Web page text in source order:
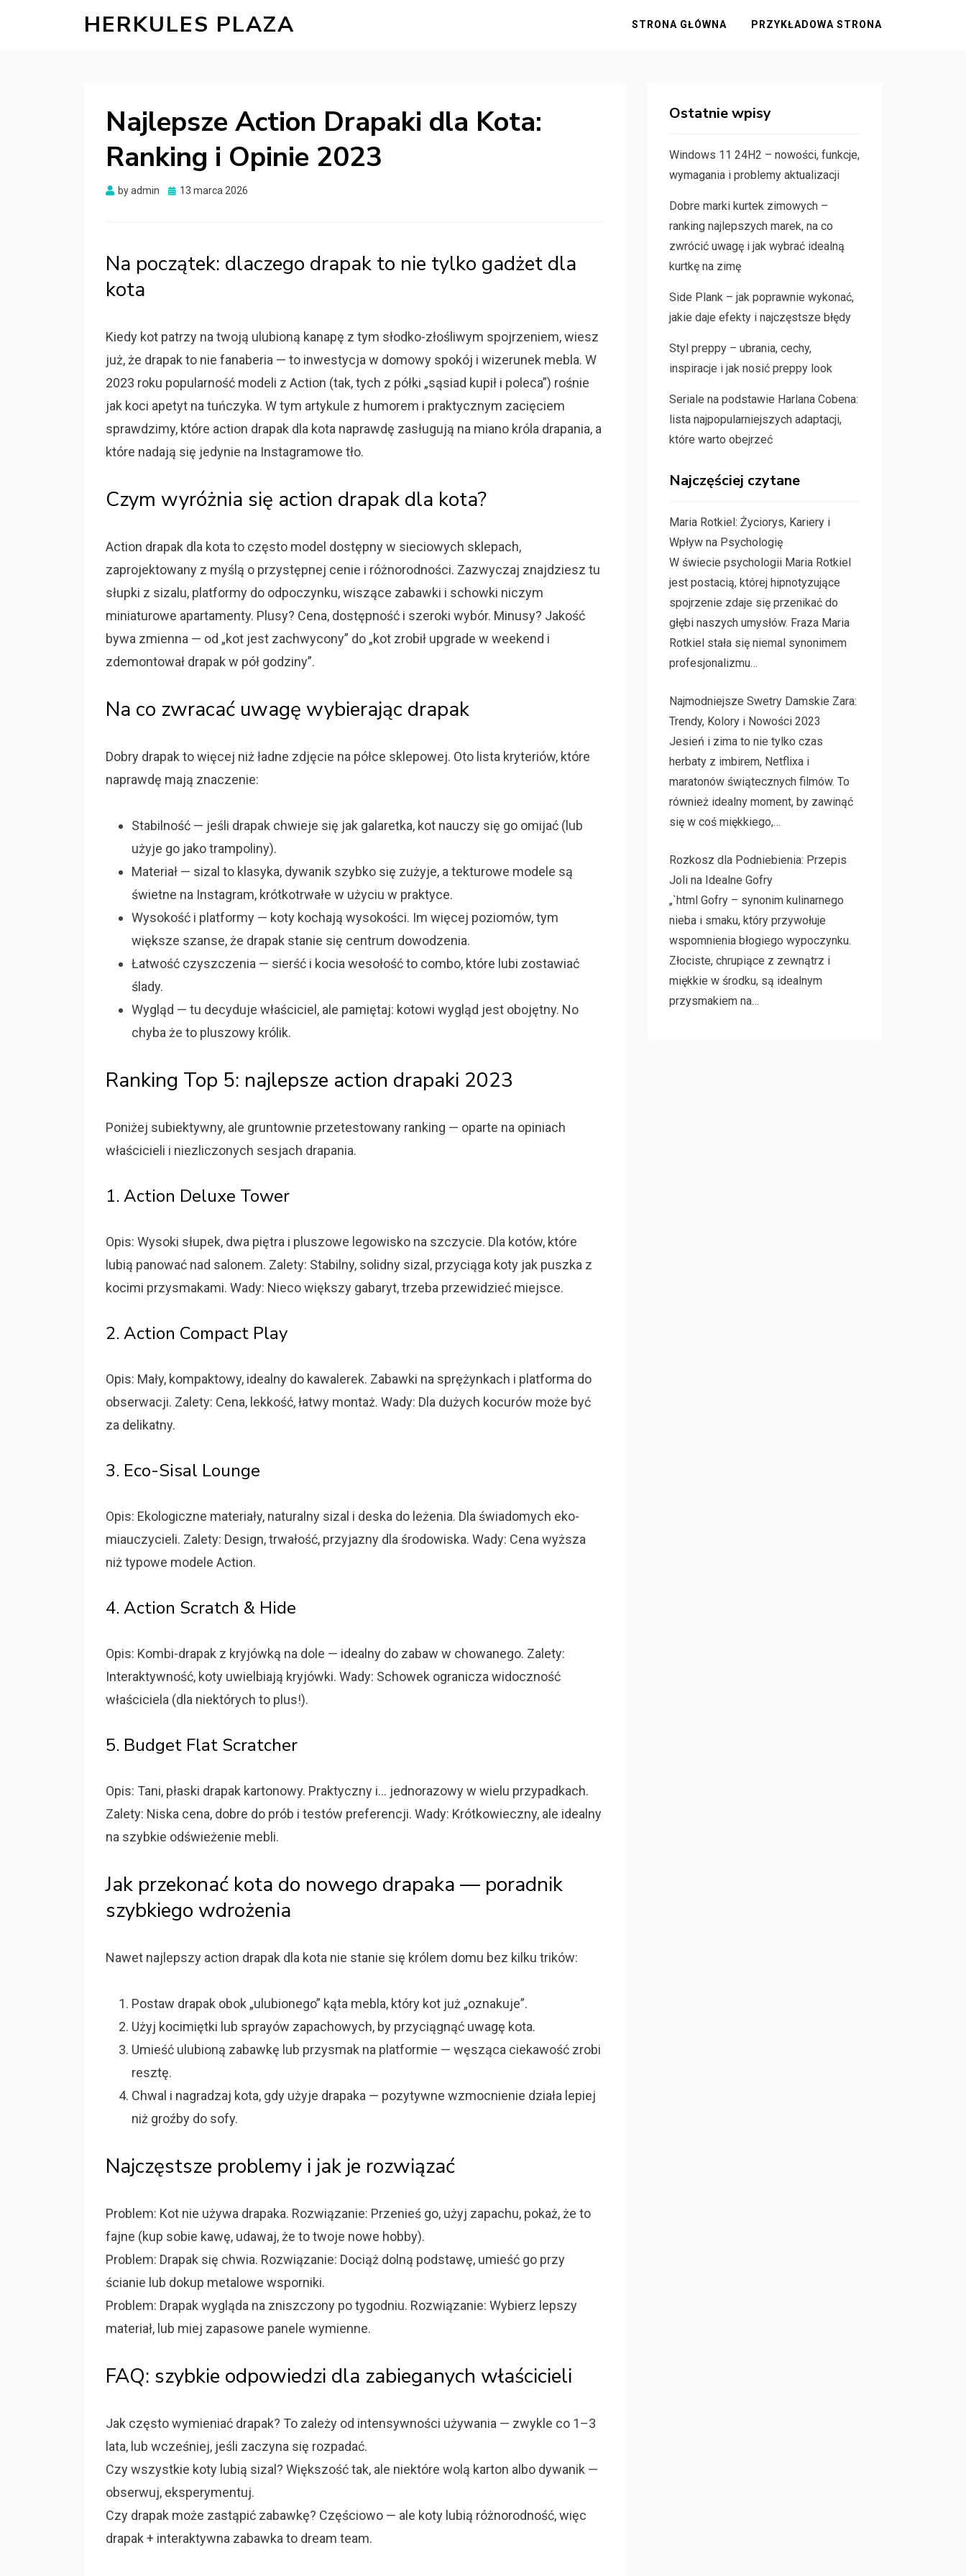
HERKULES PLAZA STRONA GŁÓWNA PRZYKŁADOWA STRONA
Najlepsze Action Drapaki dla Kota:
Ranking i Opinie 2023
byadmin
Posted
13 marca 2026
Na początek: dlaczego drapak to nie tylko gadżet dla
kota
Kiedy kot patrzy na twoją ulubioną kanapę z tym słodko-złośliwym spojrzeniem, wiesz
już, że drapak to nie fanaberia — to inwestycja w domowy spokój i wizerunek mebla. W
2023 roku popularność modeli z Action (tak, tych z półki „sąsiad kupił i poleca”) rośnie
jak koci apetyt na tuńczyka. W tym artykule z humorem i praktycznym zacięciem
sprawdzimy, które action drapak dla kota naprawdę zasługują na miano króla drapania, a
które nadają się jedynie na Instagramowe tło.
Czym wyróżnia się action drapak dla kota?
Action drapak dla kota to często model dostępny w sieciowych sklepach,
zaprojektowany z myślą o przystępnej cenie i różnorodności. Zazwyczaj znajdziesz tu
słupki z sizalu, platformy do odpoczynku, wiszące zabawki i schowki niczym
miniaturowe apartamenty. Plusy? Cena, dostępność i szeroki wybór. Minusy? Jakość
bywa zmienna — od „kot jest zachwycony” do „kot zrobił upgrade w weekend i
zdemontował drapak w pół godziny”.
Na co zwracać uwagę wybierając drapak
Dobry drapak to więcej niż ładne zdjęcie na półce sklepowej. Oto lista kryteriów, które
naprawdę mają znaczenie:
Stabilność — jeśli drapak chwieje się jak galaretka, kot nauczy się go omijać (lub
użyje go jako trampoliny).
Materiał — sizal to klasyka, dywanik szybko się zużyje, a tekturowe modele są
świetne na Instagram, krótkotrwałe w użyciu w praktyce.
Wysokość i platformy — koty kochają wysokości. Im więcej poziomów, tym
większe szanse, że drapak stanie się centrum dowodzenia.
Łatwość czyszczenia — sierść i kocia wesołość to combo, które lubi zostawiać
ślady.
Wygląd — tu decyduje właściciel, ale pamiętaj: kotowi wygląd jest obojętny. No
chyba że to pluszowy królik.
Ranking Top 5: najlepsze action drapaki 2023
Poniżej subiektywny, ale gruntownie przetestowany ranking — oparte na opiniach
właścicieli i niezliczonych sesjach drapania.
1. Action Deluxe Tower
Opis: Wysoki słupek, dwa piętra i pluszowe legowisko na szczycie. Dla kotów, które
lubią panować nad salonem. Zalety: Stabilny, solidny sizal, przyciąga koty jak puszka z
kocimi przysmakami. Wady: Nieco większy gabaryt, trzeba przewidzieć miejsce.
2. Action Compact Play
Opis: Mały, kompaktowy, idealny do kawalerek. Zabawki na sprężynkach i platforma do
obserwacji. Zalety: Cena, lekkość, łatwy montaż. Wady: Dla dużych kocurów może być
za delikatny.
3. Eco-Sisal Lounge
Opis: Ekologiczne materiały, naturalny sizal i deska do leżenia. Dla świadomych eko-
miauczycieli. Zalety: Design, trwałość, przyjazny dla środowiska. Wady: Cena wyższa
niż typowe modele Action.
4. Action Scratch & Hide
Opis: Kombi-drapak z kryjówką na dole — idealny do zabaw w chowanego. Zalety:
Interaktywność, koty uwielbiają kryjówki. Wady: Schowek ogranicza widoczność
właściciela (dla niektórych to plus!).
5. Budget Flat Scratcher
Opis: Tani, płaski drapak kartonowy. Praktyczny i… jednorazowy w wielu przypadkach.
Zalety: Niska cena, dobre do prób i testów preferencji. Wady: Krótkowieczny, ale idealny
na szybkie odświeżenie mebli.
Jak przekonać kota do nowego drapaka — poradnik
szybkiego wdrożenia
Nawet najlepszy action drapak dla kota nie stanie się królem domu bez kilku trików:
Postaw drapak obok „ulubionego” kąta mebla, który kot już „oznakuje”.
Użyj kocimiętki lub sprayów zapachowych, by przyciągnąć uwagę kota.
Umieść ulubioną zabawkę lub przysmak na platformie — węsząca ciekawość zrobi
resztę.
Chwal i nagradzaj kota, gdy użyje drapaka — pozytywne wzmocnienie działa lepiej
niż groźby do sofy.
Najczęstsze problemy i jak je rozwiązać
Problem: Kot nie używa drapaka. Rozwiązanie: Przenieś go, użyj zapachu, pokaż, że to
fajne (kup sobie kawę, udawaj, że to twoje nowe hobby).
Problem: Drapak się chwia. Rozwiązanie: Dociąż dolną podstawę, umieść go przy
ścianie lub dokup metalowe wsporniki.
Problem: Drapak wygląda na zniszczony po tygodniu. Rozwiązanie: Wybierz lepszy
materiał, lub miej zapasowe panele wymienne.
FAQ: szybkie odpowiedzi dla zabieganych właścicieli
Jak często wymieniać drapak? To zależy od intensywności używania — zwykle co 1–3
lata, lub wcześniej, jeśli zaczyna się rozpadać.
Czy wszystkie koty lubią sizal? Większość tak, ale niektóre wolą karton albo dywanik —
obserwuj, eksperymentuj.
Czy drapak może zastąpić zabawkę? Częściowo — ale koty lubią różnorodność, więc
drapak + interaktywna zabawka to dream team.
Ostatnie wpisy
Windows 11 24H2 – nowości, funkcje,
wymagania i problemy aktualizacji
Dobre marki kurtek zimowych –
ranking najlepszych marek, na co
zwrócić uwagę i jak wybrać idealną
kurtkę na zimę
Side Plank – jak poprawnie wykonać,
jakie daje efekty i najczęstsze błędy
Styl preppy – ubrania, cechy,
inspiracje i jak nosić preppy look
Seriale na podstawie Harlana Cobena:
lista najpopularniejszych adaptacji,
które warto obejrzeć
Najczęściej czytane
Maria Rotkiel: Życiorys, Kariery i
Wpływ na Psychologię
W świecie psychologii Maria Rotkiel
jest postacią, której hipnotyzujące
spojrzenie zdaje się przenikać do
głębi naszych umysłów. Fraza Maria
Rotkiel stała się niemal synonimem
profesjonalizmu…
Najmodniejsze Swetry Damskie Zara:
Trendy, Kolory i Nowości 2023
Jesień i zima to nie tylko czas
herbaty z imbirem, Netflixa i
maratonów świątecznych filmów. To
również idealny moment, by zawinąć
się w coś miękkiego,…
Rozkosz dla Podniebienia: Przepis
Joli na Idealne Gofry
„`html Gofry – synonim kulinarnego
nieba i smaku, który przywołuje
wspomnienia błogiego wypoczynku.
Złociste, chrupiące z zewnątrz i
miękkie w środku, są idealnym
przysmakiem na…